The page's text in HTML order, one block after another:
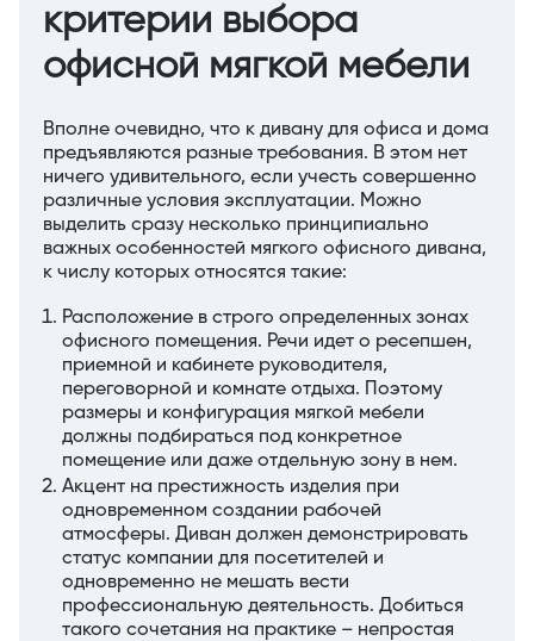
критерии выбора
офисной мягкой мебели
Вполне очевидно, что к дивану для офиса и дома
предъявляются разные требования. В этом нет
ничего удивительного, если учесть совершенно
различные условия эксплуатации. Можно
выделить сразу несколько принципиально
важных особенностей мягкого офисного дивана,
к числу которых относятся такие:
Расположение в строго определенных зонах
офисного помещения. Речи идет о ресепшен,
приемной и кабинете руководителя,
переговорной и комнате отдыха. Поэтому
размеры и конфигурация мягкой мебели
должны подбираться под конкретное
помещение или даже отдельную зону в нем.
Акцент на престижность изделия при
одновременном создании рабочей
атмосферы. Диван должен демонстрировать
статус компании для посетителей и
одновременно не мешать вести
профессиональную деятельность. Добиться
такого сочетания на практике – непростая